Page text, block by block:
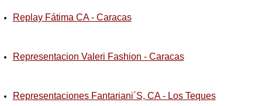
Replay Fátima CA - Caracas
Representacion Valeri Fashion - Caracas
Representaciones Fantariani´S, CA - Los Teques